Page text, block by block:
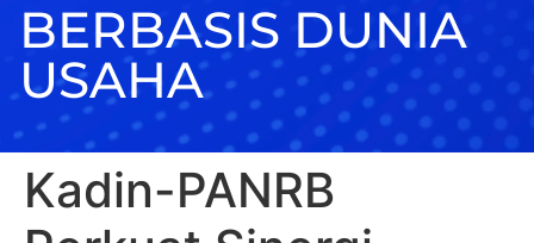
BERBASIS DUNIA
USAHA
Kadin-PANRB